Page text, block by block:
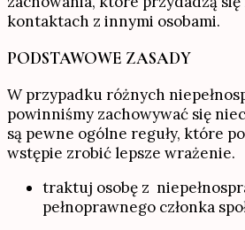
kontaktach z innymi osobami.
PODSTAWOWE ZASADY
W przypadku różnych
powinniśmy zachowywać się
są pewne ogólne reguły, które
wstępie zrobić lepsze wrażenie.
traktuj osobę z
pełnoprawnego członka